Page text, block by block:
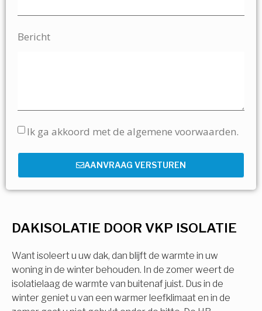
DAKISOLATIE DOOR VKP ISOLATIE
Want isoleert u uw dak, dan blijft de warmte in uw
woning in de winter behouden. In de zomer weert de
isolatielaag de warmte van buitenaf juist. Dus in de
winter geniet u van een warmer leefklimaat en in de
Bericht
Ik ga akkoord met de algemene voorwaarden.
AANVRAAG VERSTUREN